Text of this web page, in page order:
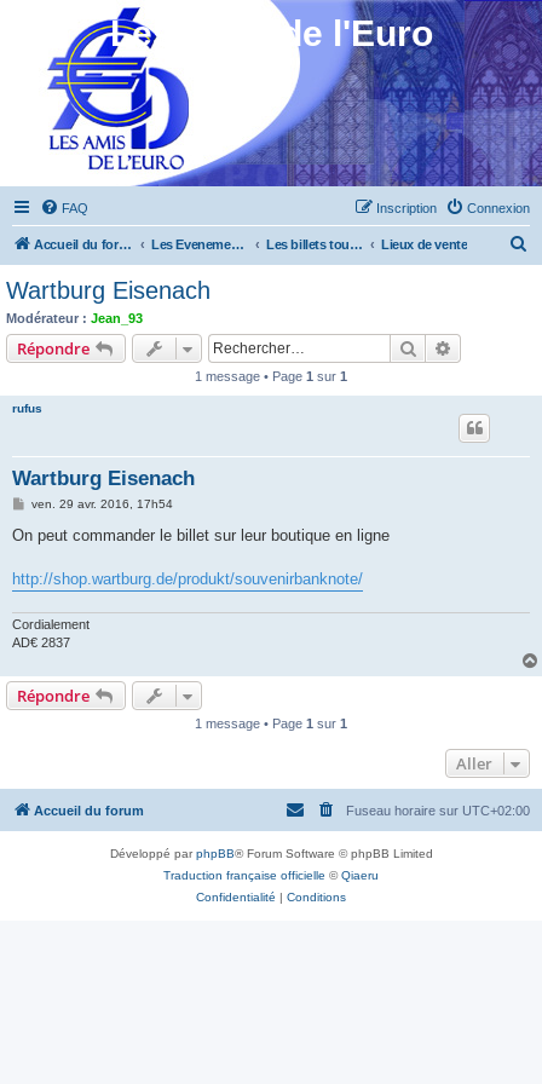
Les Amis de l'Euro
FAQ Connexion
Inscription
Accueil du forum Les Evenements ! [Ouvert au public] Les billets touristiques Lieux de vente
Wartburg Eisenach
Modérateur : Jean_93
Répondre Rechercher
1 message • Page 1 sur 1
rufus
Wartburg Eisenach
M
s
g
e
ven. 29 avr. 2016, 17h54
On peut commander le billet sur leur boutique en ligne
http://shop.wartburg.de/produkt/souvenirbanknote/
Cordialement
AD€ 2837
Répondre
1 message • Page 1 sur 1
Aller
Accueil du forum Fuseau horaire sur UTC+02:00
Développé parphpBB® Forum Software © phpBB Limited
Traduction française officielle ©Qiaeru
Confidentialité | Conditions